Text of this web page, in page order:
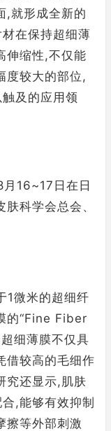
,就形成全新的
在保持超细薄
伸缩性,不仅能
度较大的部位,
及的应用领
16~17日在日
科学会总会、
1微米的超细纤
的“Fine Fiber
细薄膜不仅具
借较高的毛细作
究还显示,肌肤
,能够有效抑制
擦等外部刺激